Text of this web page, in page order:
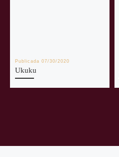
Publicada07/30/2020
Ukuku